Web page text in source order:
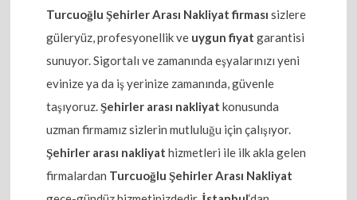
Turcuoğlu Şehirler Arası Nakliyat firması sizlere
güleryüz, profesyonellik ve uygun fiyat garantisi
sunuyor. Sigortalı ve zamanında eşyalarınızı yeni
evinize ya da iş yerinize zamanında, güvenle
taşıyoruz.Şehirler arası nakliyat konusunda
uzman firmamız sizlerin mutluluğu için çalışıyor.
Şehirler arası nakliyat hizmetleri ile ilk akla gelen
firmalardan Turcuoğlu Şehirler Arası Nakliyat